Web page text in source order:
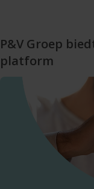
P&V Groep
platform